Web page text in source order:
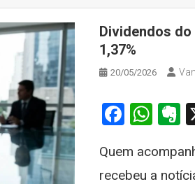
Dividendos do
1,37%
20/05/2026
Quem
recebeu a